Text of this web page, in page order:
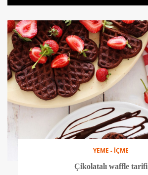
YEME - İÇME
Çikolatalı waffle tarifi